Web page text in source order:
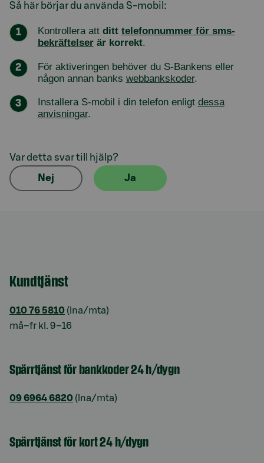
Så här börjar du använda S-mobil:
Kontrollera att ditt telefonnummer för sms-
bekräftelserär korrekt.
För aktiveringen behöver du S-Bankens eller
någon annan banks webbankskoder.
Installera S-mobil i din telefon enligt dessa
anvisningar.
Var detta svar till hjälp?
Nej Ja
Kundtjänst
010 76 5810 (lna/mta)
må–fr kl. 9–16
Spärrtjänst för bankkoder 24 h/dygn
09 6964 6820 (lna/mta)
Spärrtjänst för kort 24 h/dygn